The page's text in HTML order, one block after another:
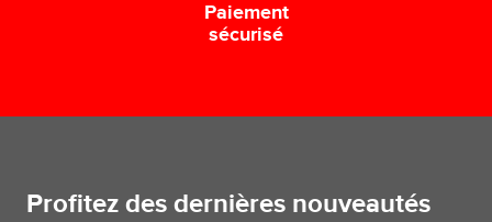
Paiement
sécurisé
Profitez des dernières nouveautés